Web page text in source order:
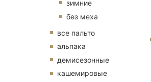
зимние
без меха
все пальто
альпака
демисезонные
кашемировые